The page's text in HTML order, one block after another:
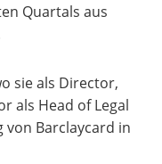
Quartals aus
sie als Director,
als Head of Legal
Barclaycard in